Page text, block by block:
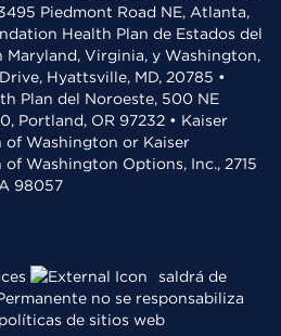
Piedmont Road NE, Atlanta,
Health Plan de Estados del
Maryland, Virginia, y Washington,
Hyattsville, MD, 20785 •
Plan del Noroeste, 500 NE
Portland, OR 97232 • Kaiser
of Washington or Kaiser
Washington Options, Inc., 2715
98057
saldrá de
no se responsabiliza
de sitios web